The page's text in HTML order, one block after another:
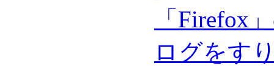
「Firefox
ログをす